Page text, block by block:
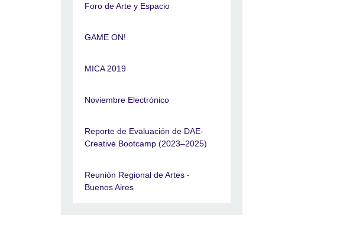
Foro de Arte y Espacio
GAME ON!
MICA 2019
Noviembre Electrónico
Reporte de Evaluación de DAE-
Creative Bootcamp (2023–2025)
Reunión Regional de Artes -
Buenos Aires